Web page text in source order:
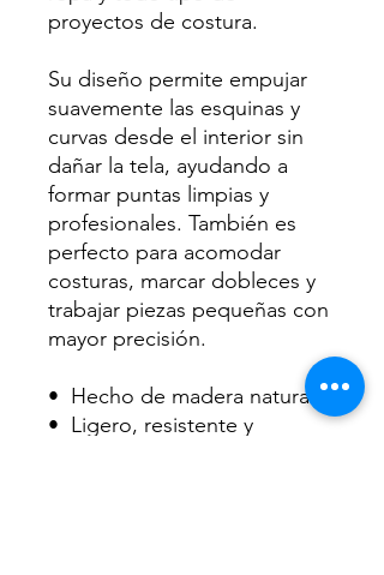
proyectos de costura.
Su diseño permite empujar
suavemente las esquinas y
curvas desde el interior sin
dañar la tela, ayudando a
formar puntas limpias y
profesionales. También es
perfecto para acomodar
costuras, marcar dobleces y
trabajar piezas pequeñas con
mayor precisión.
•⁠ ⁠Hecho de madera natural
•⁠ ⁠Ligero, resistente y